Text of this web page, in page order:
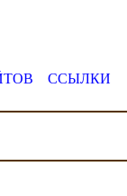
ССЫЛКИ